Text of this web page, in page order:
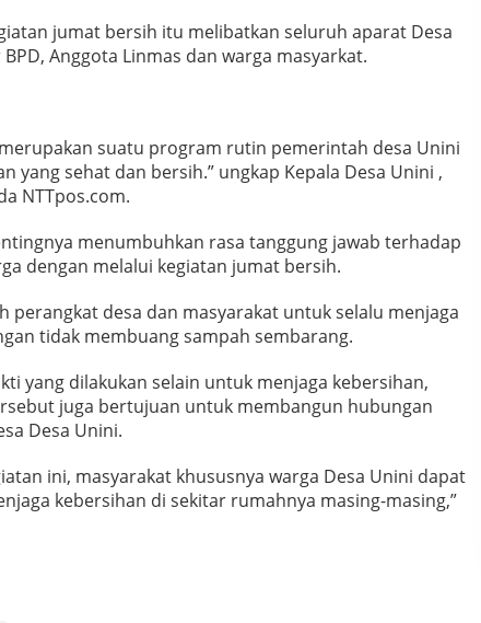
jumat bersih itu melibatkan seluruh aparat Desa
Anggota Linmas dan warga masyarkat.
suatu program rutin pemerintah desa Unini
yang sehat dan bersih.” ungkap Kepala Desa Unini ,
NTTpos.com.
menumbuhkan rasa tanggung jawab terhadap
dengan melalui kegiatan jumat bersih.
perangkat desa dan masyarakat untuk selalu menjaga
tidak membuang sampah sembarang.
yang dilakukan selain untuk menjaga kebersihan,
juga bertujuan untuk membangun hubungan
Desa Unini.
ini, masyarakat khususnya warga Desa Unini dapat
kebersihan di sekitar rumahnya masing-masing,”